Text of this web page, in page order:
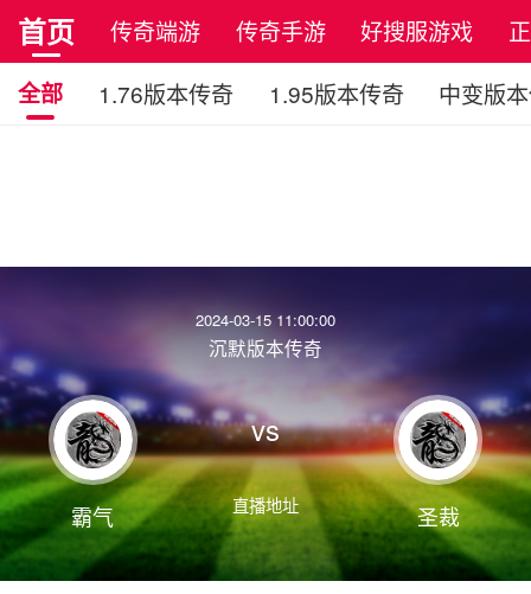
首页 传奇端游 传奇手游 好搜服游戏
全部
1.76版本传奇 1.95版本传奇 中变版
2024-03-15 11:00:00
沉默版本传奇
霸气
vs
直播地址 圣裁